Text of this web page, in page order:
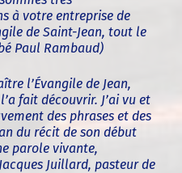
à votre entreprise de
de Saint-Jean, tout le
Paul Rambaud)
l’Évangile de Jean,
fait découvrir. J’ai vu et
des phrases et des
du récit de son début
parole vivante,
Juillard, pasteur de